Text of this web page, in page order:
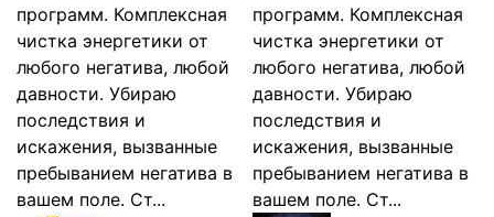
программ. Комплексная
чистка энергетики от
любого негатива, любой
давности. Убираю
последствия и
искажения, вызванные
пребыванием негатива в
вашем поле. Ст...
программ. Комплексная
чистка энергетики от
любого негатива, любой
давности. Убираю
последствия и
искажения, вызванные
пребыванием негатива в
вашем поле. Ст...